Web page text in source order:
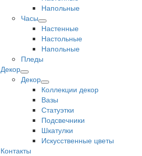
Напольные
Часы
Настенные
Настольные
Напольные
Пледы
Декор
Декор
Коллекции декор
Вазы
Статуэтки
Подсвечники
Шкатулки
Искусственные цветы
Контакты